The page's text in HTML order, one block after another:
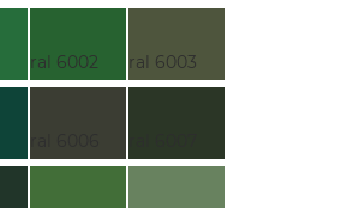
ral 6002 ral 6003